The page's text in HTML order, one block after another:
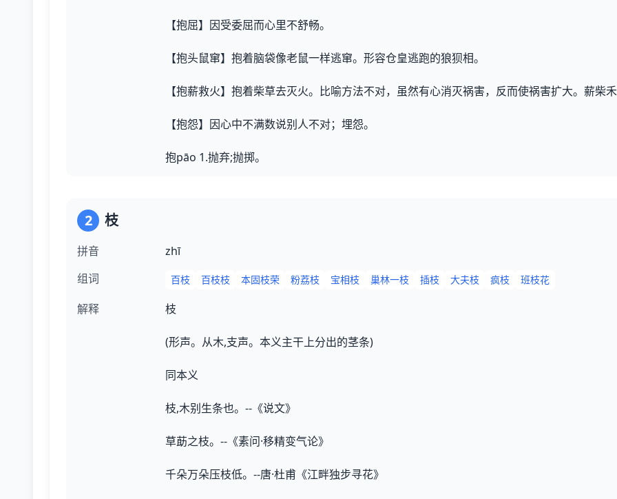
【抱屈】因受委屈而心里不舒畅。
【抱头鼠窜】抱着脑袋像老鼠一样逃窜。形容仓皇逃跑的狼狈相。
【抱薪救火】抱着柴草去灭火。比喻方法不对，虽然有心消灭祸害，反而使祸害扩大。薪柴
【抱怨】因心中不满数说别人不对；埋怨。
抱pāo 1.抛弃;抛掷。
2 枝
拼音
zhī
组词
百枝 百枝枝 本固枝荣 粉荔枝 宝相枝 巢林一枝 插枝 大夫枝 疯枝 班枝花
解释 枝
(形声。从木,支声。本义主干上分出的茎条)
同本义
枝,木别生条也。--《说文》
草莇之枝。--《素问·移精变气论》
千朵万朵压枝低。--唐·杜甫《江畔独步寻花》